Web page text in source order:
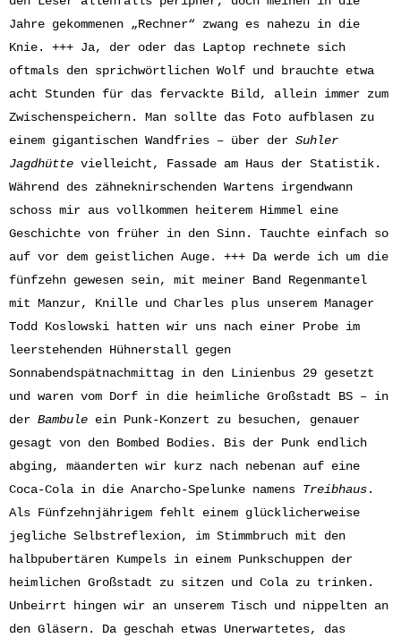
Jahre gekommenen „Rechner“ zwang es nahezu in die
Knie. +++ Ja, der oder das Laptop rechnete sich
oftmals den sprichwörtlichen Wolf und brauchte etwa
acht Stunden für das fervackte Bild, allein immer zum
Zwischenspeichern. Man sollte das Foto aufblasen zu
einem gigantischen Wandfries – über der Suhler
Jagdhütte vielleicht, Fassade am Haus der Statistik.
Während des zähneknirschenden Wartens irgendwann
schoss mir aus vollkommen heiterem Himmel eine
Geschichte von früher in den Sinn. Tauchte einfach so
auf vor dem geistlichen Auge. +++ Da werde ich um die
fünfzehn gewesen sein, mit meiner Band Regenmantel
mit Manzur, Knille und Charles plus unserem Manager
Todd Koslowski hatten wir uns nach einer Probe im
leerstehenden Hühnerstall gegen
Sonnabendspätnachmittag in den Linienbus 29 gesetzt
und waren vom Dorf in die heimliche Großstadt BS – in
der Bambule ein Punk-Konzert zu besuchen, genauer
gesagt von den Bombed Bodies. Bis der Punk endlich
abging, mäanderten wir kurz nach nebenan auf eine
Coca-Cola in die Anarcho-Spelunke namens Treibhaus.
Als Fünfzehnjährigem fehlt einem glücklicherweise
jegliche Selbstreflexion, im Stimmbruch mit den
halbpubertären Kumpels in einem Punkschuppen der
heimlichen Großstadt zu sitzen und Cola zu trinken.
Unbeirrt hingen wir an unserem Tisch und nippelten an
den Gläsern. Da geschah etwas Unerwartetes, das